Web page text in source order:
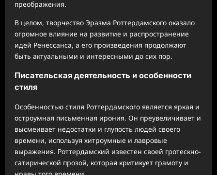
преображения.
В целом, творчество Эразма Роттердамского оказало
огромное влияние на развитие и распространение
идей Ренессанса, а его произведения продолжают
быть актуальными и интересными до сих пор.
Писательская деятельность и особенности
стиля
Особенностью стиля Роттердамского является яркая и
остроумная письменная ирония. Он преувеличивает и
высмеивает недостатки и глупость людей своего
времени, используя хитроумные и лавровые
выражения. Роттердамский известен своей гротескно-
сатирической прозой, которая критикует грамоту и